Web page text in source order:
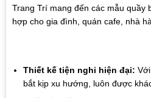
Trang Trí mang đến các mẫu quầy
hợp cho gia đình, quán cafe, nhà
Thiết kế tiện nghi hiện đại:
bắt kịp xu hướng, luôn được